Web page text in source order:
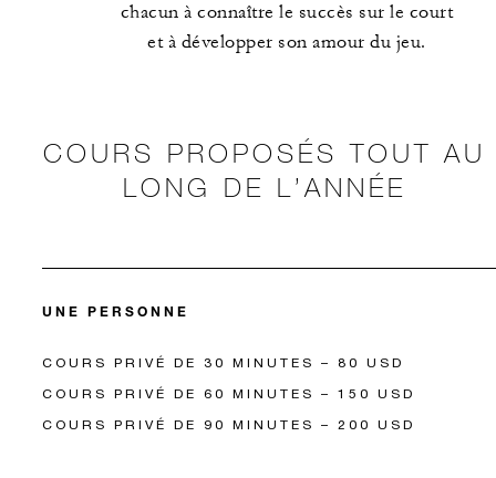
chacun à connaître le succès sur le court
et à développer son amour du jeu.
COURS PROPOSÉS TOUT AU
LONG DE L’ANNÉE
UNE PERSONNE
COURS PRIVÉ DE 30 MINUTES – 80 USD
COURS PRIVÉ DE 60 MINUTES – 150 USD
COURS PRIVÉ DE 90 MINUTES – 200 USD